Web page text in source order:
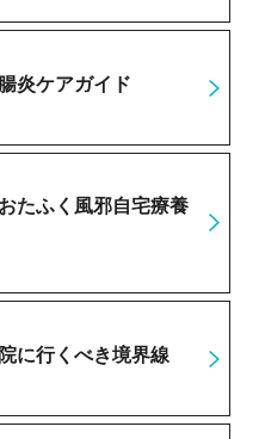
炎ケアガイド
たふく風邪自宅療養
に行くべき境界線